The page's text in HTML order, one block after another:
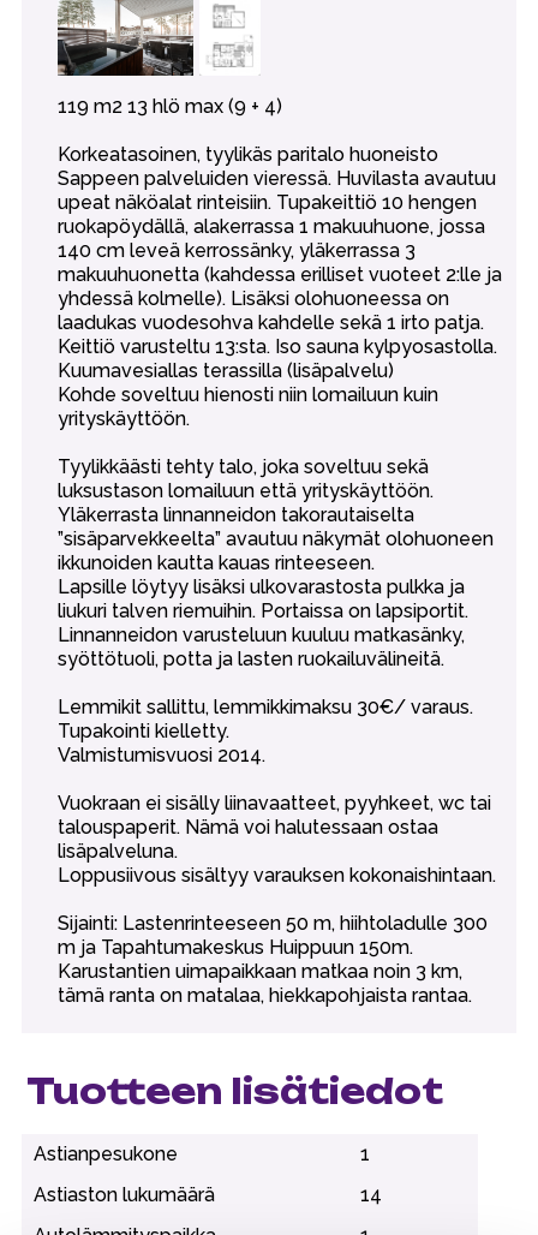
119 m2 13 hlö max (9 + 4)
Korkeatasoinen, tyylikäs paritalo huoneisto
Sappeen palveluiden vieressä. Huvilasta avautuu
upeat näköalat rinteisiin. Tupakeittiö 10 hengen
ruokapöydällä, alakerrassa 1 makuuhuone, jossa
140 cm leveä kerrossänky, yläkerrassa 3
makuuhuonetta (kahdessa erilliset vuoteet 2:lle ja
yhdessä kolmelle). Lisäksi olohuoneessa on
laadukas vuodesohva kahdelle sekä 1 irto patja.
Keittiö varusteltu 13:sta. Iso sauna kylpyosastolla.
Kuumavesiallas terassilla (lisäpalvelu)
Kohde soveltuu hienosti niin lomailuun kuin
yrityskäyttöön.
Tyylikkäästi tehty talo, joka soveltuu sekä
luksustason lomailuun että yrityskäyttöön.
Yläkerrasta linnanneidon takorautaiselta
”sisäparvekkeelta” avautuu näkymät olohuoneen
ikkunoiden kautta kauas rinteeseen.
Lapsille löytyy lisäksi ulkovarastosta pulkka ja
liukuri talven riemuihin. Portaissa on lapsiportit.
Linnanneidon varusteluun kuuluu matkasänky,
syöttötuoli, potta ja lasten ruokailuvälineitä.
Lemmikit sallittu, lemmikkimaksu 30€/ varaus.
Tupakointi kielletty.
Valmistumisvuosi 2014.
Vuokraan ei sisälly liinavaatteet, pyyhkeet, wc tai
talouspaperit. Nämä voi halutessaan ostaa
lisäpalveluna.
Loppusiivous sisältyy varauksen kokonaishintaan.
Sijainti: Lastenrinteeseen 50 m, hiihtoladulle 300
m ja Tapahtumakeskus Huippuun 150m.
Karustantien uimapaikkaan matkaa noin 3 km,
tämä ranta on matalaa, hiekkapohjaista rantaa.
Tuotteen lisätiedot
Astianpesukone
1
Astiaston lukumäärä
14